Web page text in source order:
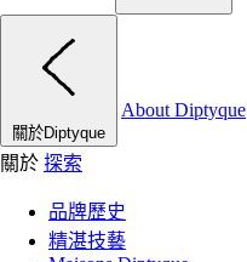
關於Diptyque
About Diptyque
關於 探索
品牌歷史
精湛技藝